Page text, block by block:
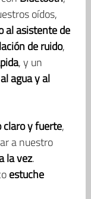
oídos,
al asistente de
de ruido,
, y un
agua y al
claro y fuerte,
a nuestro
la vez.
estuche